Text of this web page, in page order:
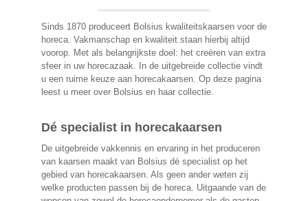
Sinds 1870 produceert Bolsius kwaliteitskaarsen voor de
horeca. Vakmanschap en kwaliteit staan hierbij altijd
voorop. Met als belangrijkste doel: het creëren van extra
sfeer in uw horecazaak. In de uitgebreide collectie vindt
u een ruime keuze aan horecakaarsen. Op deze pagina
leest u meer over Bolsius en haar collectie.
Dé specialist in horecakaarsen
De uitgebreide vakkennis en ervaring in het produceren
van kaarsen maakt van Bolsius dé specialist op het
gebied van horecakaarsen. Als geen ander weten zij
welke producten passen bij de horeca. Uitgaande van de